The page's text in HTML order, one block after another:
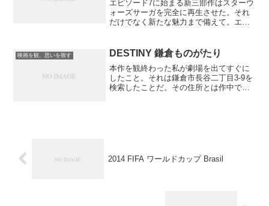
エピソード7に始まる新三部作はスターウ
ォーズサーガを完全に再生させた。それ
だけでなく新たな魅力まで備えて。エピ
イダーがうまれたのかを描くエピソード
1-3の三部作は、...
映画を観、思いを致す DESTINY 鎌倉ものがたり
本作を観終わった私が劇場を出てすぐに
したこと。それは鎌倉市長谷二丁目3-9を
検索したことだ。その住所とは作中で一
2014 FIFA ワールドカップ Brasil